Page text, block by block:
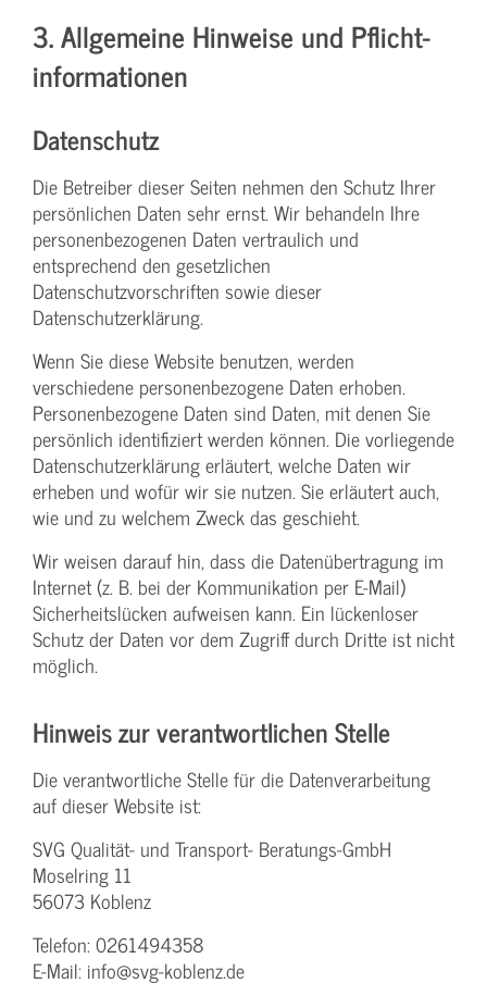
3. Allgemeine Hinweise und Pflicht­
informationen
Datenschutz
Die Betreiber dieser Seiten nehmen den Schutz Ihrer
persönlichen Daten sehr ernst. Wir behandeln Ihre
personenbezogenen Daten vertraulich und
entsprechend den gesetzlichen
Datenschutzvorschriften sowie dieser
Datenschutzerklärung.
Wenn Sie diese Website benutzen, werden
verschiedene personenbezogene Daten erhoben.
Personenbezogene Daten sind Daten, mit denen Sie
persönlich identifiziert werden können. Die vorliegende
Datenschutzerklärung erläutert, welche Daten wir
erheben und wofür wir sie nutzen. Sie erläutert auch,
wie und zu welchem Zweck das geschieht.
Wir weisen darauf hin, dass die Datenübertragung im
Internet (z. B. bei der Kommunikation per E-Mail)
Sicherheitslücken aufweisen kann. Ein lückenloser
Schutz der Daten vor dem Zugriff durch Dritte ist nicht
möglich.
Hinweis zur verantwortlichen Stelle
Die verantwortliche Stelle für die Datenverarbeitung
auf dieser Website ist:
SVG Qualität- und Transport- Beratungs-GmbH
Moselring 11
56073 Koblenz
Telefon: 0261494358
E-Mail: info@svg-koblenz.de